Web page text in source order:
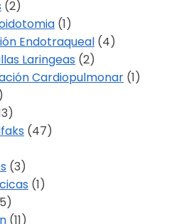
(2)
(1)
Endotraqueal (4)
Laringeas (2)
Cardiopulmonar (1)
(47)
(3)
(1)
(11)